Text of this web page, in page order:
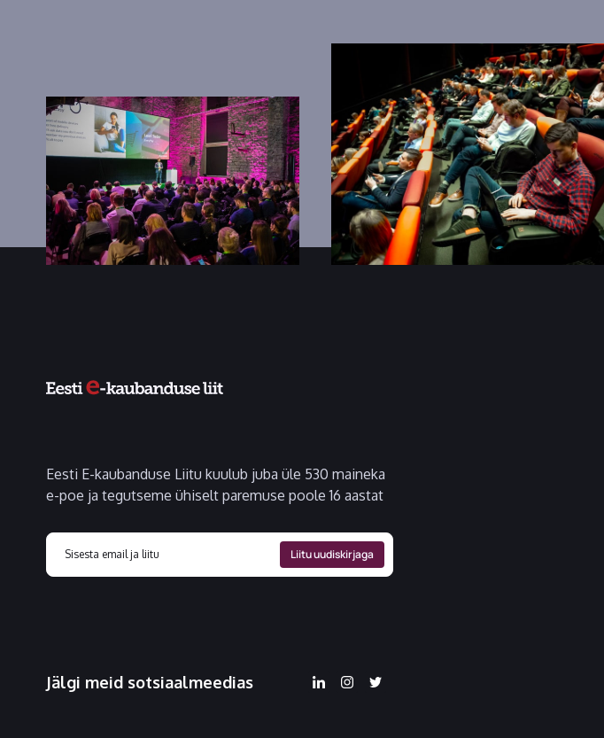
Eesti E-kaubanduse Liitu kuulub juba üle 530 maineka
e-poe ja tegutseme ühiselt paremuse poole 16 aastat
Jälgi meid sotsiaalmeedias